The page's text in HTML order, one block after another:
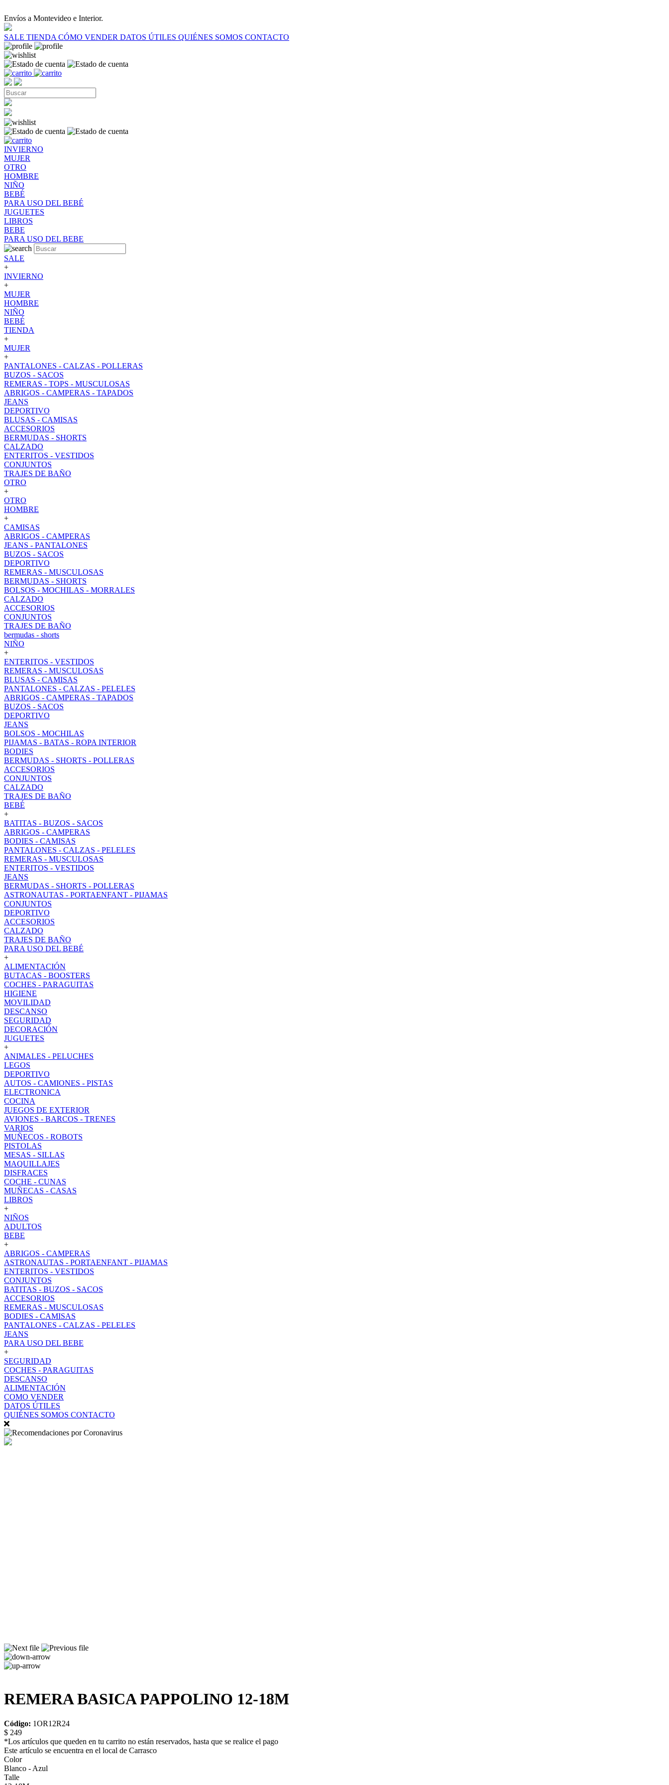
Envíos a Montevideo e Interior.
SALE TIENDA CÓMO VENDER DATOS ÚTILES QUIÉNES SOMOS CONTACTO
INVIERNO
MUJER
OTRO
HOMBRE
NIÑO
BEBÉ
PARA USO DEL BEBÉ
JUGUETES
LIBROS
BEBE
PARA USO DEL BEBE
SALE
+
INVIERNO
+
MUJER
HOMBRE
NIÑO
BEBÉ
TIENDA
+
MUJER
+
PANTALONES - CALZAS - POLLERAS
BUZOS - SACOS
REMERAS - TOPS - MUSCULOSAS
ABRIGOS - CAMPERAS - TAPADOS
JEANS
DEPORTIVO
BLUSAS - CAMISAS
ACCESORIOS
BERMUDAS - SHORTS
CALZADO
ENTERITOS - VESTIDOS
CONJUNTOS
TRAJES DE BAÑO
OTRO
+
OTRO
HOMBRE
+
CAMISAS
ABRIGOS - CAMPERAS
JEANS - PANTALONES
BUZOS - SACOS
DEPORTIVO
REMERAS - MUSCULOSAS
BERMUDAS - SHORTS
BOLSOS - MOCHILAS - MORRALES
CALZADO
ACCESORIOS
CONJUNTOS
TRAJES DE BAÑO
bermudas - shorts
NIÑO
+
ENTERITOS - VESTIDOS
REMERAS - MUSCULOSAS
BLUSAS - CAMISAS
PANTALONES - CALZAS - PELELES
ABRIGOS - CAMPERAS - TAPADOS
BUZOS - SACOS
DEPORTIVO
JEANS
BOLSOS - MOCHILAS
PIJAMAS - BATAS - ROPA INTERIOR
BODIES
BERMUDAS - SHORTS - POLLERAS
ACCESORIOS
CONJUNTOS
CALZADO
TRAJES DE BAÑO
BEBÉ
+
BATITAS - BUZOS - SACOS
ABRIGOS - CAMPERAS
BODIES - CAMISAS
PANTALONES - CALZAS - PELELES
REMERAS - MUSCULOSAS
ENTERITOS - VESTIDOS
JEANS
BERMUDAS - SHORTS - POLLERAS
ASTRONAUTAS - PORTAENFANT - PIJAMAS
CONJUNTOS
DEPORTIVO
ACCESORIOS
CALZADO
TRAJES DE BAÑO
PARA USO DEL BEBÉ
+
ALIMENTACIÓN
BUTACAS - BOOSTERS
COCHES - PARAGUITAS
HIGIENE
MOVILIDAD
DESCANSO
SEGURIDAD
DECORACIÓN
JUGUETES
+
ANIMALES - PELUCHES
LEGOS
DEPORTIVO
AUTOS - CAMIONES - PISTAS
ELECTRONICA
COCINA
JUEGOS DE EXTERIOR
AVIONES - BARCOS - TRENES
VARIOS
MUÑECOS - ROBOTS
PISTOLAS
MESAS - SILLAS
MAQUILLAJES
DISFRACES
COCHE - CUNAS
MUÑECAS - CASAS
LIBROS
+
NIÑOS
ADULTOS
BEBE
+
ABRIGOS - CAMPERAS
ASTRONAUTAS - PORTAENFANT - PIJAMAS
ENTERITOS - VESTIDOS
CONJUNTOS
BATITAS - BUZOS - SACOS
ACCESORIOS
REMERAS - MUSCULOSAS
BODIES - CAMISAS
PANTALONES - CALZAS - PELELES
JEANS
PARA USO DEL BEBE
+
SEGURIDAD
COCHES - PARAGUITAS
DESCANSO
ALIMENTACIÓN
COMO VENDER
DATOS ÚTILES
QUIÉNES SOMOS CONTACTO
REMERA BASICA PAPPOLINO 12-18M
Código: 1OR12R24
$ 249
*Los artículos que queden en tu carrito no están reservados, hasta que se realice el pago
Este artículo se encuentra en el local de Carrasco
Color
Blanco - Azul
Talle